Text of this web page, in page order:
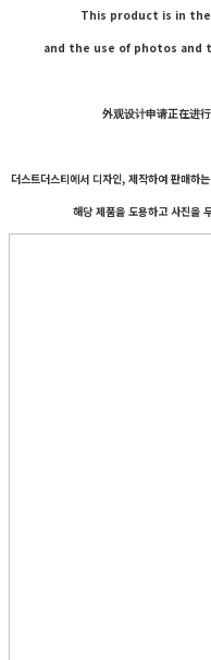
This product is in
and the use of photos
外观设计申请正在进
더스트더스티에서 디자인, 제작하여 판매하
해당 제품을 도용하고 사진을